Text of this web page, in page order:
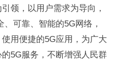
领，以用户需求为导向，
可靠、智能的5G网络，
用便捷的5G应用，为广大
5G服务，不断增强人民群